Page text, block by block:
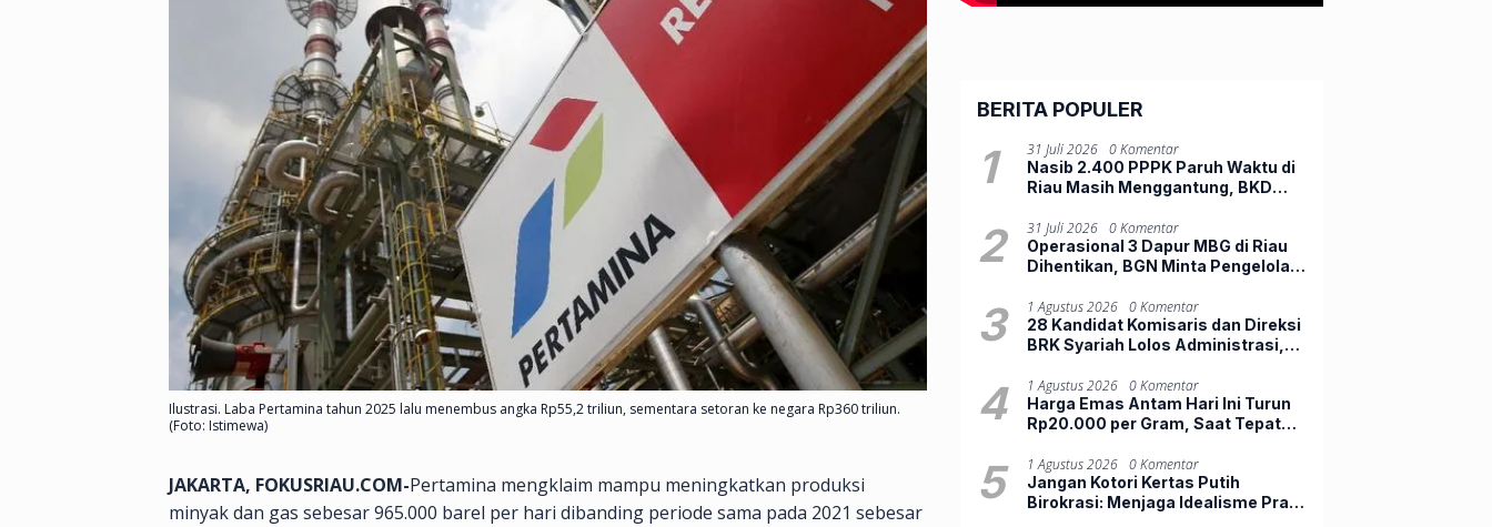
Ilustrasi. Laba Pertamina tahun 2025 lalu menembus angka Rp55,2 triliun, sementara setoran ke negara Rp360 triliun.
(Foto: Istimewa)
JAKARTA, FOKUSRIAU.COM-Pertamina mengklaim mampu meningkatkan produksi
minyak dan gas sebesar 965.000 barel per hari dibanding periode sama pada 2021 sebesar
BERITA POPULER
1 31 Juli 2026
0 Komentar
Nasib 2.400 PPPK Paruh Waktu di
Riau Masih Menggantung, BKD
2 31 Juli 2026
0 Komentar
Operasional 3 Dapur MBG di Riau
Dihentikan, BGN Minta Pengelola
3 1 Agustus 2026
0 Komentar
28 Kandidat Komisaris dan Direksi
BRK Syariah Lolos Administrasi,
4 1 Agustus 2026
0 Komentar
Harga Emas Antam Hari Ini Turun
Rp20.000 per Gram, Saat Tepat
5 1 Agustus 2026
0 Komentar
Jangan Kotori Kertas Putih
Birokrasi: Menjaga Idealisme Praja